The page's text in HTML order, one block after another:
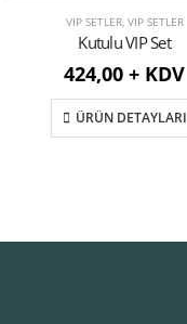
VIP SETLER, VIP SETLER
Kutulu VIP Set
424,00 + KDV
ÜRÜN DETAYLARI